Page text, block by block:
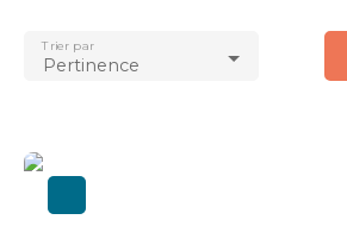
Ploeren (56880)
Localisation
Surface min (m²)
Pertinence
Trier par